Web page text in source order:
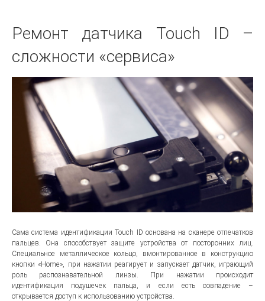
Ремонт датчика Touch ID –
сложности «сервиса»
Сама система идентификации Touch ID основана на сканере отпечатков
пальцев. Она способствует защите устройства от посторонних лиц.
Специальное металлическое кольцо, вмонтированное в конструкцию
кнопки «Home», при нажатии реагирует и запускает датчик, играющий
роль распознавательной линзы. При нажатии происходит
идентификация подушечек пальца, и если есть совпадение –
открывается доступ к использованию устройства.